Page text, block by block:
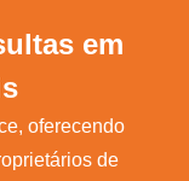
em
oferecendo
de